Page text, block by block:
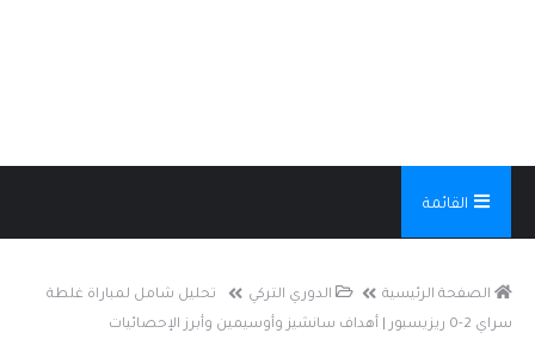
القائمة
الصفحة الرئيسية الدوري التركي
تحليل شامل لمباراة غلطة
سراي 2-0 ريزيسبور | أهداف سانشيز وأوسيمين وأبرز الإحصائيات